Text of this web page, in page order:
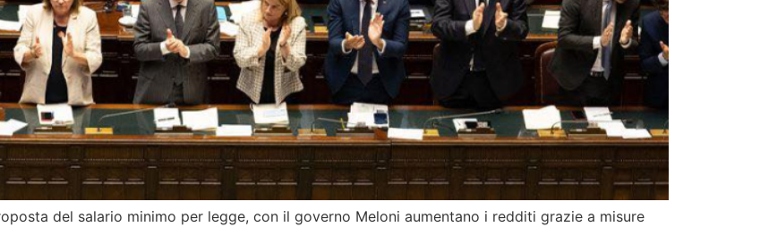
del salario minimo per legge, con il governo Meloni aumentano i redditi grazie a misure